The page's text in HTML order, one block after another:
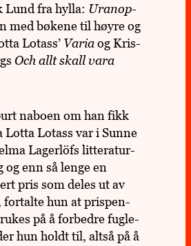
Lund fra hylla: Uranop­
med bøkene til høyre og
Lotass’ Varia og Kris­
Och allt skall vara
naboen om han fikk
Lotta Lotass var i Sunne
Lager­löfs lit­te­ra­tur­
enn så lenge en
pris som deles ut av
for­talte hun at pris­pen­
på å for­bedre fug­le­
hun holdt til, altså på å